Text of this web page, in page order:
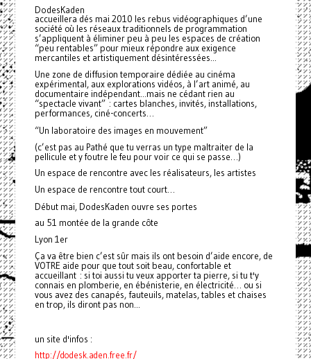
DodesKaden
accueillera dés mai 2010 les rebus vidéographiques d’une
société où les réseaux traditionnels de programmation
s’appliquent à éliminer peu à peu les espaces de création
“peu rentables” pour mieux répondre aux exigence
mercantiles et artistiquement désintéressées...
Une zone de diffusion temporaire dédiée au cinéma
expérimental, aux explorations vidéos, à l’art animé, au
documentaire indépendant...mais ne cédant rien au
“spectacle vivant” : cartes blanches, invités, installations,
performances, ciné-concerts…
“Un laboratoire des images en mouvement”
(c’est pas au Pathé que tu verras un type maltraiter de la
pellicule et y foutre le feu pour voir ce qui se passe…)
Un espace de rencontre avec les réalisateurs, les artistes
Un espace de rencontre tout court…
Début mai, DodesKaden ouvre ses portes
au 51 montée de la grande côte
Lyon 1er
Ça va être bien c’est sûr mais ils ont besoin d’aide encore, de
VOTRE aide pour que tout soit beau, confortable et
accueillant : si toi aussi tu veux apporter ta pierre, si tu t'y
connais en plomberie, en ébénisterie, en électricité… ou si
vous avez des canapés, fauteuils, matelas, tables et chaises
en trop, ils diront pas non...
un site d'infos :
http://dodesk.aden.free.fr/